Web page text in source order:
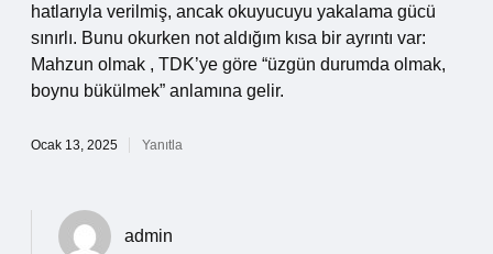
hatlarıyla verilmiş, ancak okuyucuyu yakalama gücü
sınırlı. Bunu okurken not aldığım kısa bir ayrıntı var:
Mahzun olmak , TDK’ye göre “üzgün durumda olmak,
boynu bükülmek” anlamına gelir.
Ocak 13, 2025 Yanıtla
admin